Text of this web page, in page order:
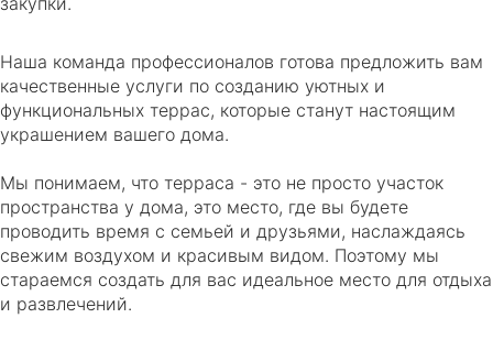
Наша команда профессионалов готова предложить вам
качественные услуги по созданию уютных и
функциональных террас, которые станут настоящим
украшением вашего дома.
Мы понимаем, что терраса - это не просто участок
пространства у дома, это место, где вы будете
проводить время с семьей и друзьями, наслаждаясь
свежим воздухом и красивым видом. Поэтому мы
стараемся создать для вас идеальное место для отдыха
и развлечений.